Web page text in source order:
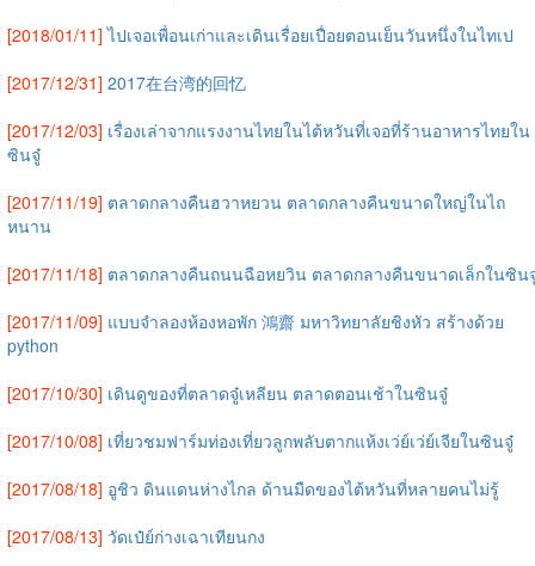
[2018/01/11] ไปเจอเพื่อนเก่าและเดินเรื่อยเปื่อยตอนเย็นวันหนึ่งในไทเป
[2017/12/31] 2017在台湾的回忆
[2017/12/03] เรื่องเล่าจากแรงงานไทยในไต้หวันที่เจอที่ร้านอาหารไทยใน
ซินจู๋
[2017/11/19] ตลาดกลางคืนฮวาหยวน ตลาดกลางคืนขนาดใหญ่ในไถ
หนาน
[2017/11/18] ตลาดกลางคืนถนนฉือหยวิน ตลาดกลางคืนขนาดเล็กในซิน
[2017/11/09] แบบจำลองห้องหอพัก 鴻齋 มหาวิทยาลัยชิงหัว สร้างด้วย
python
[2017/10/30] เดินดูของที่ตลาดจู๋เหลียน ตลาดตอนเช้าในซินจู๋
[2017/10/08] เที่ยวชมฟาร์มท่องเที่ยวลูกพลับตากแห้งเว่ย์เว่ย์เจียในซินจู๋
[2017/08/18] อูชิว ดินแดนห่างไกล ด้านมืดของไต้หวันที่หลายคนไม่รู้
[2017/08/13] วัดเป๋ย์ก่างเฉาเทียนกง